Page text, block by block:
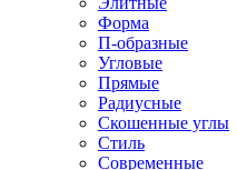
Форма
П-образные
Угловые
Прямые
Радиусные
Скошенные углы
Стиль
Современные